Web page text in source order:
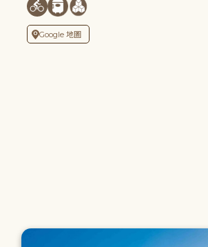
Google 地圖